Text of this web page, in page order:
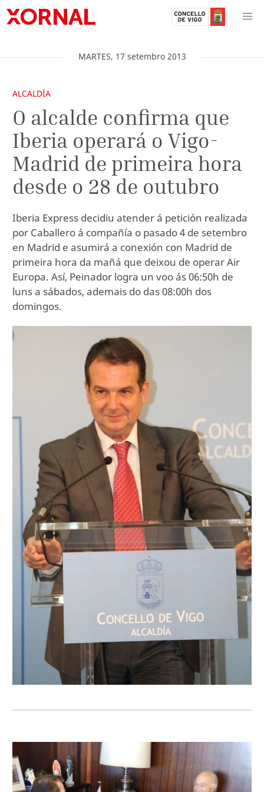
MARTES, 17 setembro 2013
ALCALDÍA
O alcalde confirma que
Iberia operará o Vigo-
Madrid de primeira hora
desde o 28 de outubro
Iberia Express decidiu atender á petición realizada
por Caballero á compañía o pasado 4 de setembro
en Madrid e asumirá a conexión con Madrid de
primeira hora da mañá que deixou de operar Air
Europa. Así, Peinador logra un voo ás 06:50h de
luns a sábados, ademais do das 08:00h dos
domingos.